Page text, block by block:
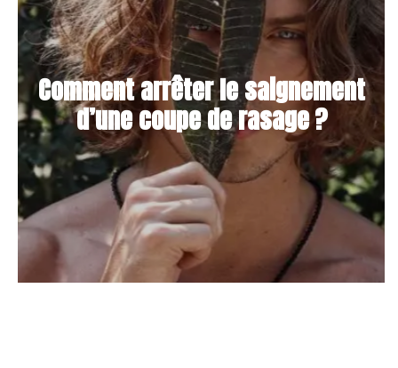
Comment arrêter le saignement
d’une coupe de rasage ?